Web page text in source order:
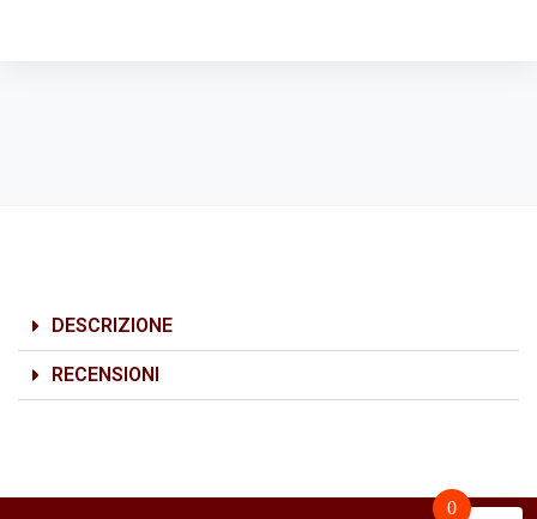
DESCRIZIONE
RECENSIONI
0